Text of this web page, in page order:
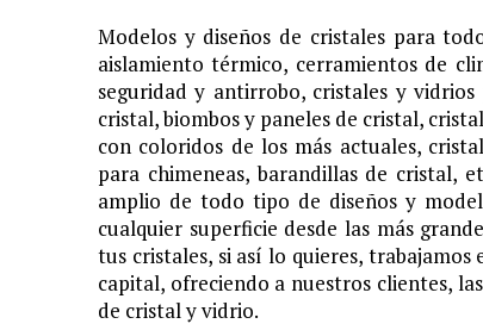
Modelos y diseños de cristales para
aislamiento térmico, cerramientos de
seguridad y antirrobo, cristales y
cristal, biombos y paneles de cristal,
con coloridos de los más actuales,
para chimeneas, barandillas de cristal,
amplio de todo tipo de diseños y
cualquier superficie desde las más
tus cristales, si así lo quieres,
capital, ofreciendo a nuestros clientes,
de cristal y vidrio.